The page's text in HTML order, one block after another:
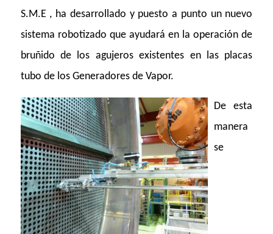
S.M.E , ha desarrollado y puesto a punto un nuevo
sistema robotizado que ayudará en la operación de
bruñido de los agujeros existentes en las placas
tubo de los Generadores de Vapor.
De esta
manera
se